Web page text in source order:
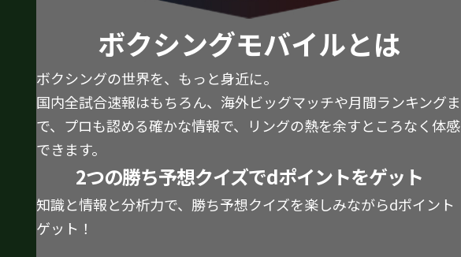
ボクシングモバイルとは
ボクシングの世界を、もっと身近に。
国内全試合速報はもちろん、海外ビッグマッチや月間ランキングま
で、プロも認める確かな情報で、リングの熱を余すところなく体感
できます。
2つの勝ち予想クイズでdポイントをゲット
知識と情報と分析力で、勝ち予想クイズを楽しみながらdポイント
ゲット！